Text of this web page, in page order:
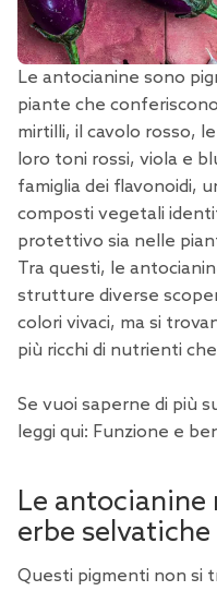
Le antocianine sono
piante che
mirtilli, il cavolo rosso,
loro toni rossi, viola e
famiglia dei flavonoidi,
composti vegetali
protettivo sia nelle
Tra questi, le
strutture diverse
colori vivaci, ma si
più ricchi di nutrienti
Se vuoi saperne di più
leggi qui: Funzione e
Le antocianine
erbe selvatiche
Questi pigmenti non si